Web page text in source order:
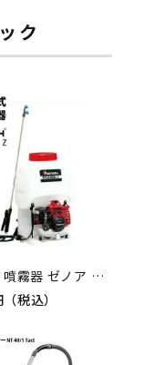
ク
エンジン 噴霧器 ゼノア 動噴 RSZ129EZ-15 967276101 背負い式 噴霧 防除 除草
税込）